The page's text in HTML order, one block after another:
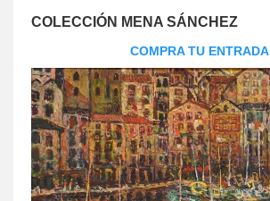
COLECCIÓN MENA SÁNCHEZ
COMPRA TU ENTRADA